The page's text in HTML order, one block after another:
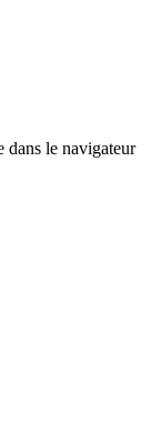
dans le navigateur